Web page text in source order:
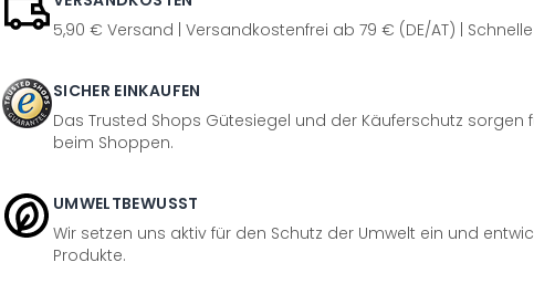
5,90 € Versand | Versandkostenfrei ab 79 € (DE/AT) |
SICHER EINKAUFEN
Das Trusted Shops Gütesiegel und der Käuferschutz sorgen
beim Shoppen.
UMWELTBEWUSST
Wir setzen uns aktiv für den Schutz der Umwelt ein und
Produkte.